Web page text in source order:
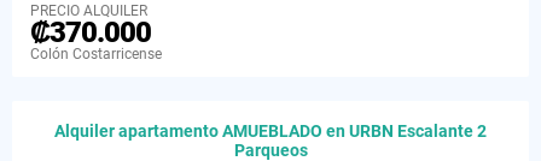
PRECIO ALQUILER
₡370.000
Colón Costarricense
Alquiler apartamento AMUEBLADO en URBN Escalante 2
Parqueos